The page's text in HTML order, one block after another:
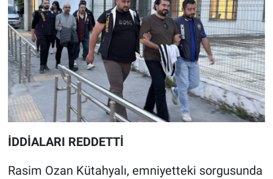
İDDİALARI REDDETTİ
Rasim Ozan Kütahyalı, emniyetteki sorgusunda